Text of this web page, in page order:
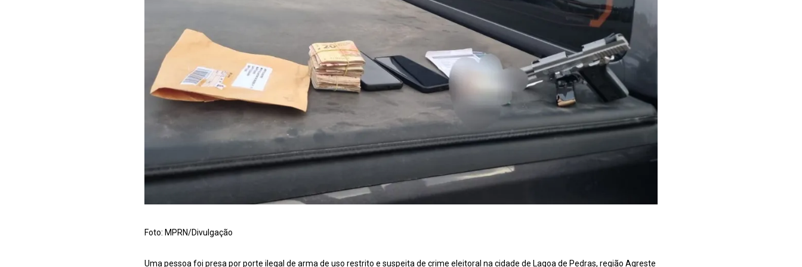
Foto: MPRN/Divulgação
Uma pessoa foi presa por porte ilegal de arma de uso restrito e suspeita de crime eleitoral na cidade de Lagoa de Pedras, região Agreste